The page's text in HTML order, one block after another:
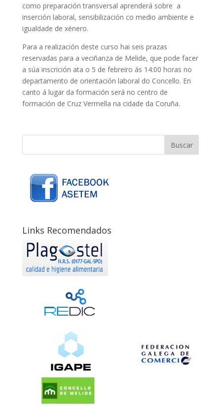
como preparación transversal aprenderá sobre a
inserción laboral, sensibilización co medio ambiente e
igualdade de xénero.
Para a realización deste curso hai seis prazas
reservadas para a veciñanza de Melide, que pode facer
a súa inscrición ata o 5 de febreiro ás 14:00 horas no
departamento de orientación laboral do Concello. En
canto á lugar da formación será no centro de
formación de Cruz Vermella na cidade da Coruña.
Links Recomendados